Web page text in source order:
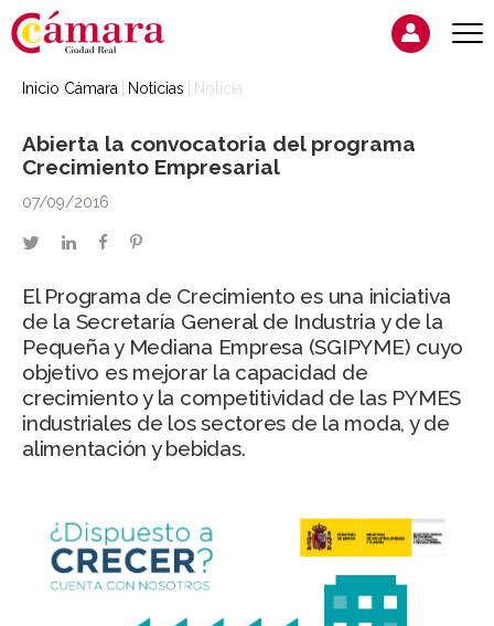
Inicio Cámara Noticias Noticia
Abierta la convocatoria del programa
Crecimiento Empresarial
07/09/2016
twitterlinkedinfacebookpinterest
El Programa de Crecimiento es una iniciativa
de la Secretaría General de Industria y de la
Pequeña y Mediana Empresa (SGIPYME) cuyo
objetivo es mejorar la capacidad de
crecimiento y la competitividad de las PYMES
industriales de los sectores de la moda, y de
alimentación y bebidas.